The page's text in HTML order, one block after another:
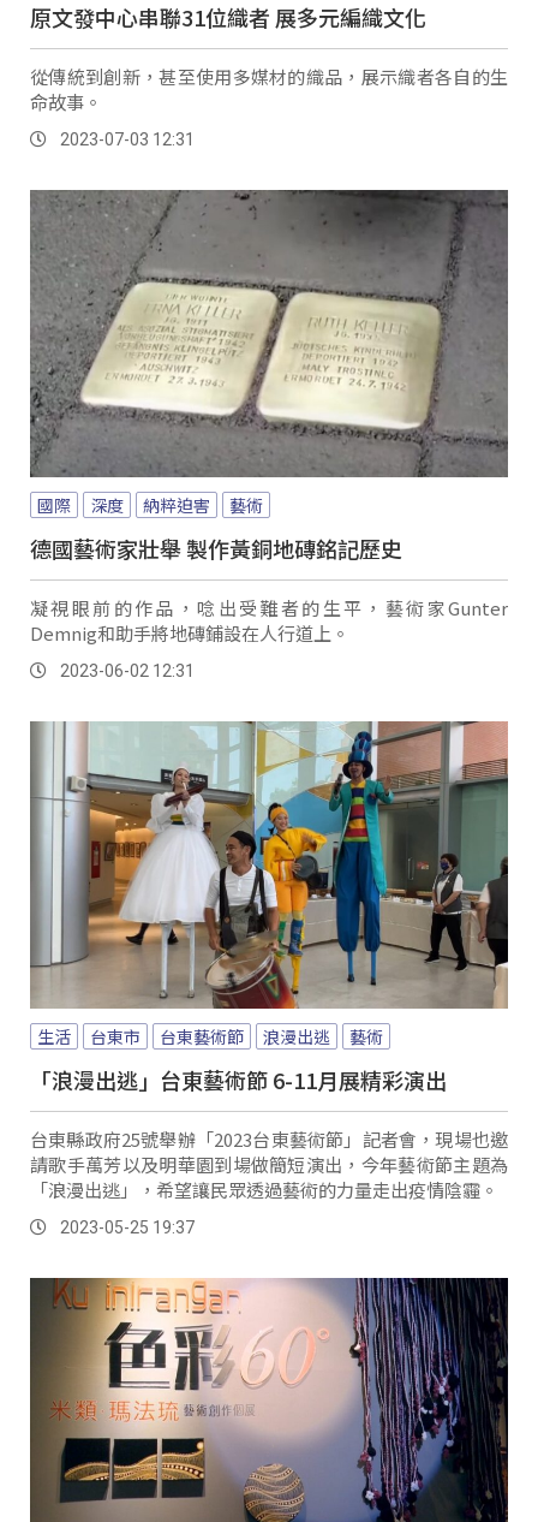
原文發中心串聯31位織者 展多元編織文化
從傳統到創新，甚至使用多媒材的織品，展示織者各自的生
命故事。
2023-07-03 12:31
國際 深度 納粹迫害 藝術
德國藝術家壯舉 製作黃銅地磚銘記歷史
凝視眼前的作品，唸出受難者的生平，藝術家Gunter
Demnig和助手將地磚鋪設在人行道上。
2023-06-02 12:31
生活 台東市 台東藝術節 浪漫出逃 藝術
「浪漫出逃」台東藝術節 6-11月展精彩演出
台東縣政府25號舉辦「2023台東藝術節」記者會，現場也邀
請歌手萬芳以及明華園到場做簡短演出，今年藝術節主題為
「浪漫出逃」，希望讓民眾透過藝術的力量走出疫情陰霾。
2023-05-25 19:37